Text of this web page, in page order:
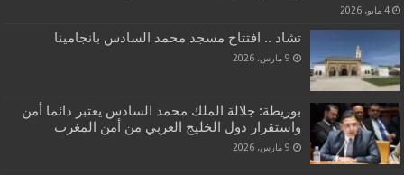
4 مايو، 2026
تشاد .. افتتاح مسجد محمد السادس بانجامينا
9 مارس، 2026
بوريطة: جلالة الملك محمد السادس يعتبر دائما أمن
واستقرار دول الخليج العربي من أمن المغرب
9 مارس، 2026